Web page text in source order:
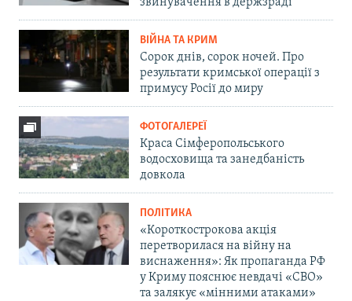
звинувачення в держзраді
ВІЙНА ТА КРИМ
Сорок днів, сорок ночей. Про
результати кримської операції з
примусу Росії до миру
ФОТОГАЛЕРЕЇ
Краса Сімферопольського
водосховища та занедбаність
довкола
ПОЛІТИКА
«Короткострокова акція
перетворилася на війну на
виснаження»: Як пропаганда РФ
у Криму пояснює невдачі «СВО»
та залякує «мінними атаками»